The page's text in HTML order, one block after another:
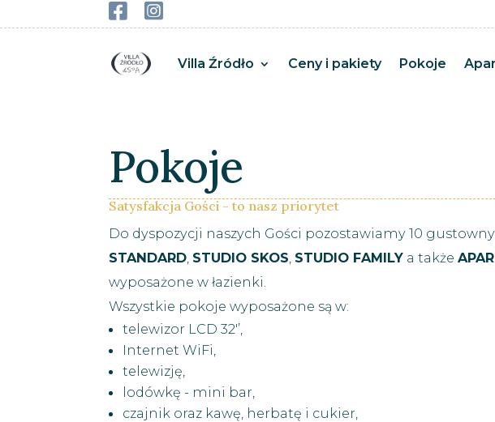
 
Villa Źródło Ceny i pakiety Pokoje
Pokoje
Satysfakcja Gości - to nasz priorytet
Do dyspozycji naszych Gości pozostawiamy 10
STANDARD STUDIO SKOS STUDIO FAMILY a także
wyposażone w łazienki.
Wszystkie pokoje wyposażone są w:
telewizor LCD 32'’,
Internet WiFi,
telewizję,
lodówkę - mini bar,
czajnik oraz kawę, herbatę i cukier,